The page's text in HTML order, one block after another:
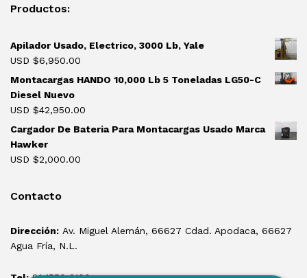
Productos:
Apilador Usado, Electrico, 3000 Lb, Yale
USD $6,950.00
Montacargas HANDO 10,000 Lb 5 Toneladas LG50-C
Diesel Nuevo
USD $42,950.00
Cargador De Bateria Para Montacargas Usado Marca
Hawker
USD $2,000.00
Contacto
Dirección: Av. Miguel Alemán, 66627 Cdad. Apodaca, 66627
Agua Fría, N.L.